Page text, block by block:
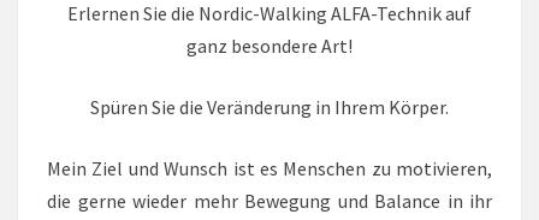
Erlernen Sie die Nordic-Walking ALFA-Technik auf
ganz besondere Art!
Spüren Sie die Veränderung in Ihrem Körper.
Mein Ziel und Wunsch ist es Menschen zu motivieren,
die gerne wieder mehr Bewegung und Balance in ihr